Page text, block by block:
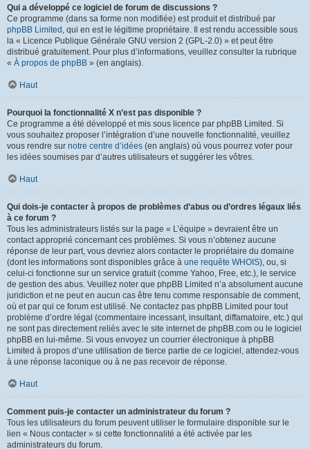
Qui a développé ce logiciel de forum de discussions ?
Ce programme (dans sa forme non modifiée) est produit et distribué par
phpBB Limited , qui en est le légitime propriétaire. Il est rendu accessible sous
la « Licence Publique Générale GNU version 2 (GPL-2.0) » et peut être
distribué gratuitement. Pour plus d’informations, veuillez consulter la rubrique
« À propos de phpBB » (en anglais).
Haut
Pourquoi la fonctionnalité X n’est pas disponible ?
Ce programme a été développé et mis sous licence par phpBB Limited. Si
vous souhaitez proposer l’intégration d’une nouvelle fonctionnalité, veuillez
vous rendre sur notre centre d’idées (en anglais) où vous pourrez voter pour
les idées soumises par d’autres utilisateurs et suggérer les vôtres.
Haut
Qui dois-je contacter à propos de problèmes d’abus ou d’ordres légaux liés
à ce forum ?
Tous les administrateurs listés sur la page « L’équipe » devraient être un
contact approprié concernant ces problèmes. Si vous n’obtenez aucune
réponse de leur part, vous devriez alors contacter le propriétaire du domaine
(dont les informations sont disponibles grâce à une requête WHOIS), ou, si
celui-ci fonctionne sur un service gratuit (comme Yahoo, Free, etc.), le service
de gestion des abus. Veuillez noter que phpBB Limited n’a absolument aucune
juridiction et ne peut en aucun cas être tenu comme responsable de comment,
où et par qui ce forum est utilisé. Ne contactez pas phpBB Limited pour tout
problème d’ordre légal (commentaire incessant, insultant, diffamatoire, etc.) qui
ne sont pas directement reliés avec le site internet de phpBB.com ou le logiciel
phpBB en lui-même. Si vous envoyez un courrier électronique à phpBB
Limited à propos d’une utilisation de tierce partie de ce logiciel, attendez-vous
à une réponse laconique ou à ne pas recevoir de réponse.
Haut
Comment puis-je contacter un administrateur du forum ?
Tous les utilisateurs du forum peuvent utiliser le formulaire disponible sur le
lien « Nous contacter » si cette fonctionnalité a été activée par les
administrateurs du forum.